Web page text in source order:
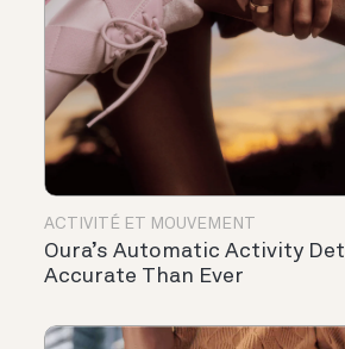
ACTIVITÉ ET MOUVEMENT
Oura’s Automatic Activity
Accurate Than Ever